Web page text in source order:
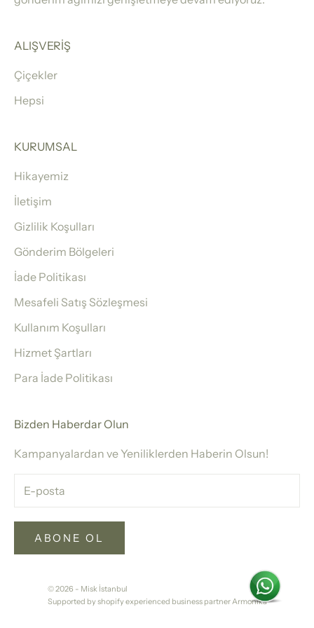
ALIŞVERİŞ
Çiçekler
Hepsi
KURUMSAL
Hikayemiz
İletişim
Gizlilik Koşulları
Gönderim Bölgeleri
İade Politikası
Mesafeli Satış Sözleşmesi
Kullanım Koşulları
Hizmet Şartları
Para İade Politikası
Bizden Haberdar Olun
Kampanyalardan ve Yeniliklerden Haberin Olsun!
ABONE OL
© 2026 - Misk İstanbul
Supported by shopify experienced business partner Armonika